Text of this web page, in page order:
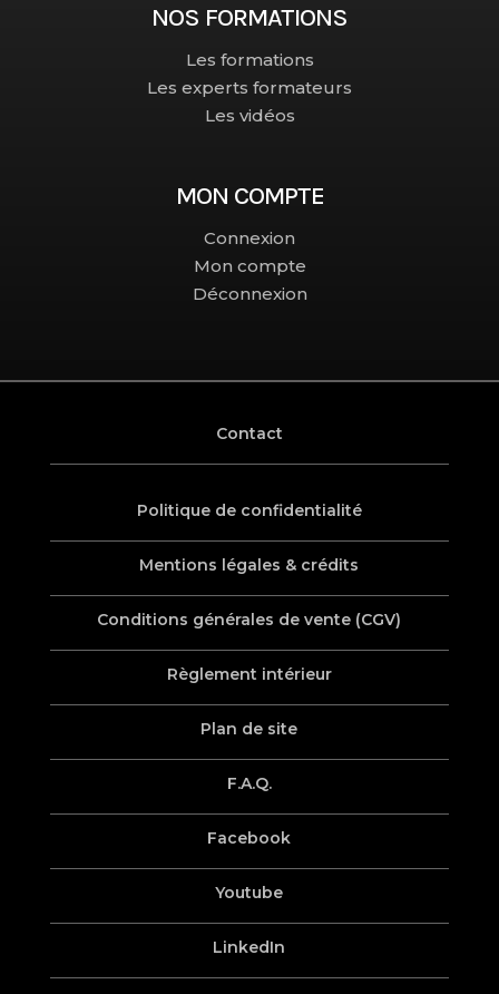
NOS FORMATIONS
Les formations
Les experts formateurs
Les vidéos
MON COMPTE
Connexion
Mon compte
Déconnexion
Contact
Politique de confidentialité
Mentions légales & crédits
Conditions générales de vente (CGV)
Règlement intérieur
Plan de site
F.A.Q.
Facebook
Youtube
LinkedIn